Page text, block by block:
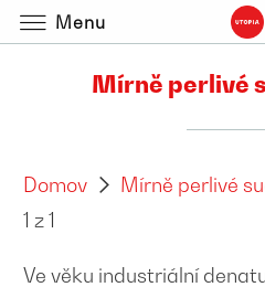
Mírně perlivé
Domov Mírně perlivé
1 z 1
Ve věku industriální
Menu